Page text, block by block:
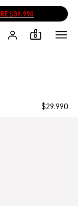
$39.990
0
$29.990